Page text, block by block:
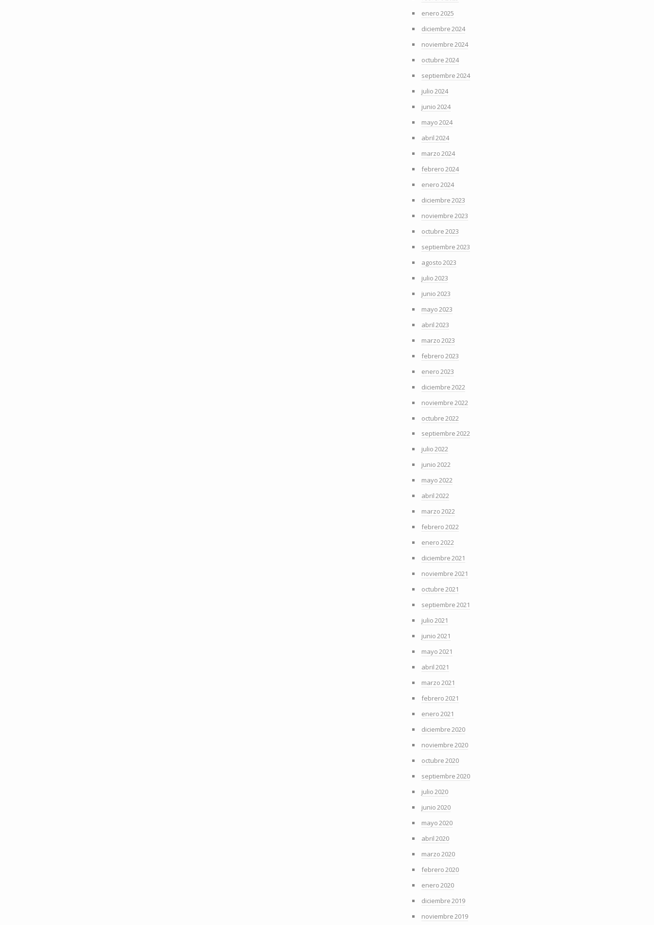
enero 2025
diciembre 2024
noviembre 2024
octubre 2024
septiembre 2024
julio 2024
junio 2024
mayo 2024
abril 2024
marzo 2024
febrero 2024
enero 2024
diciembre 2023
noviembre 2023
octubre 2023
septiembre 2023
agosto 2023
julio 2023
junio 2023
mayo 2023
abril 2023
marzo 2023
febrero 2023
enero 2023
diciembre 2022
noviembre 2022
octubre 2022
septiembre 2022
julio 2022
junio 2022
mayo 2022
abril 2022
marzo 2022
febrero 2022
enero 2022
diciembre 2021
noviembre 2021
octubre 2021
septiembre 2021
julio 2021
junio 2021
mayo 2021
abril 2021
marzo 2021
febrero 2021
enero 2021
diciembre 2020
noviembre 2020
octubre 2020
septiembre 2020
julio 2020
junio 2020
mayo 2020
abril 2020
marzo 2020
febrero 2020
enero 2020
diciembre 2019
noviembre 2019